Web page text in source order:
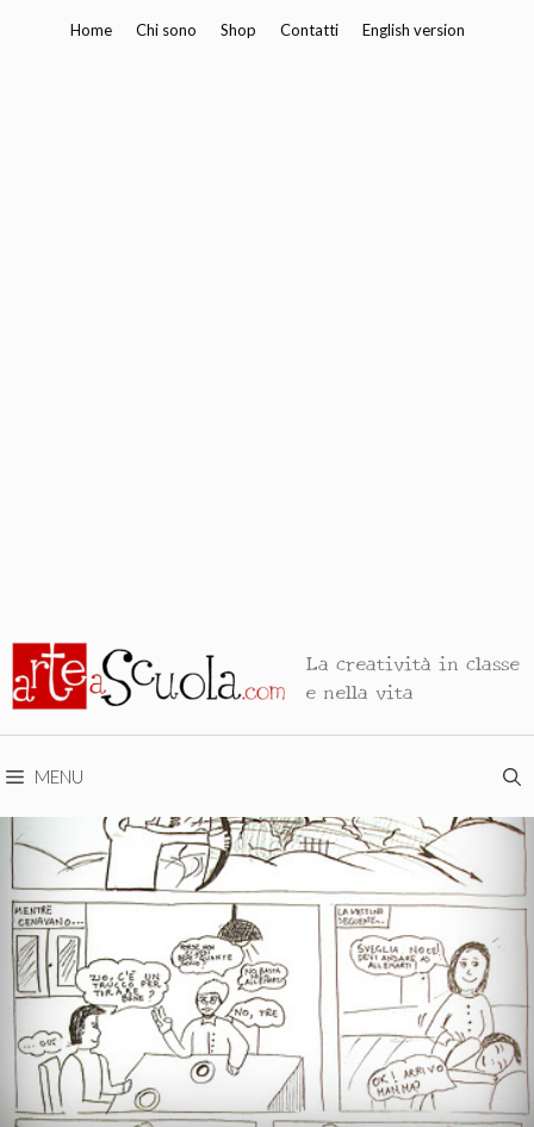
Home Chi sono Shop Contatti English version
La creatività in classe
e nella vita
MENU